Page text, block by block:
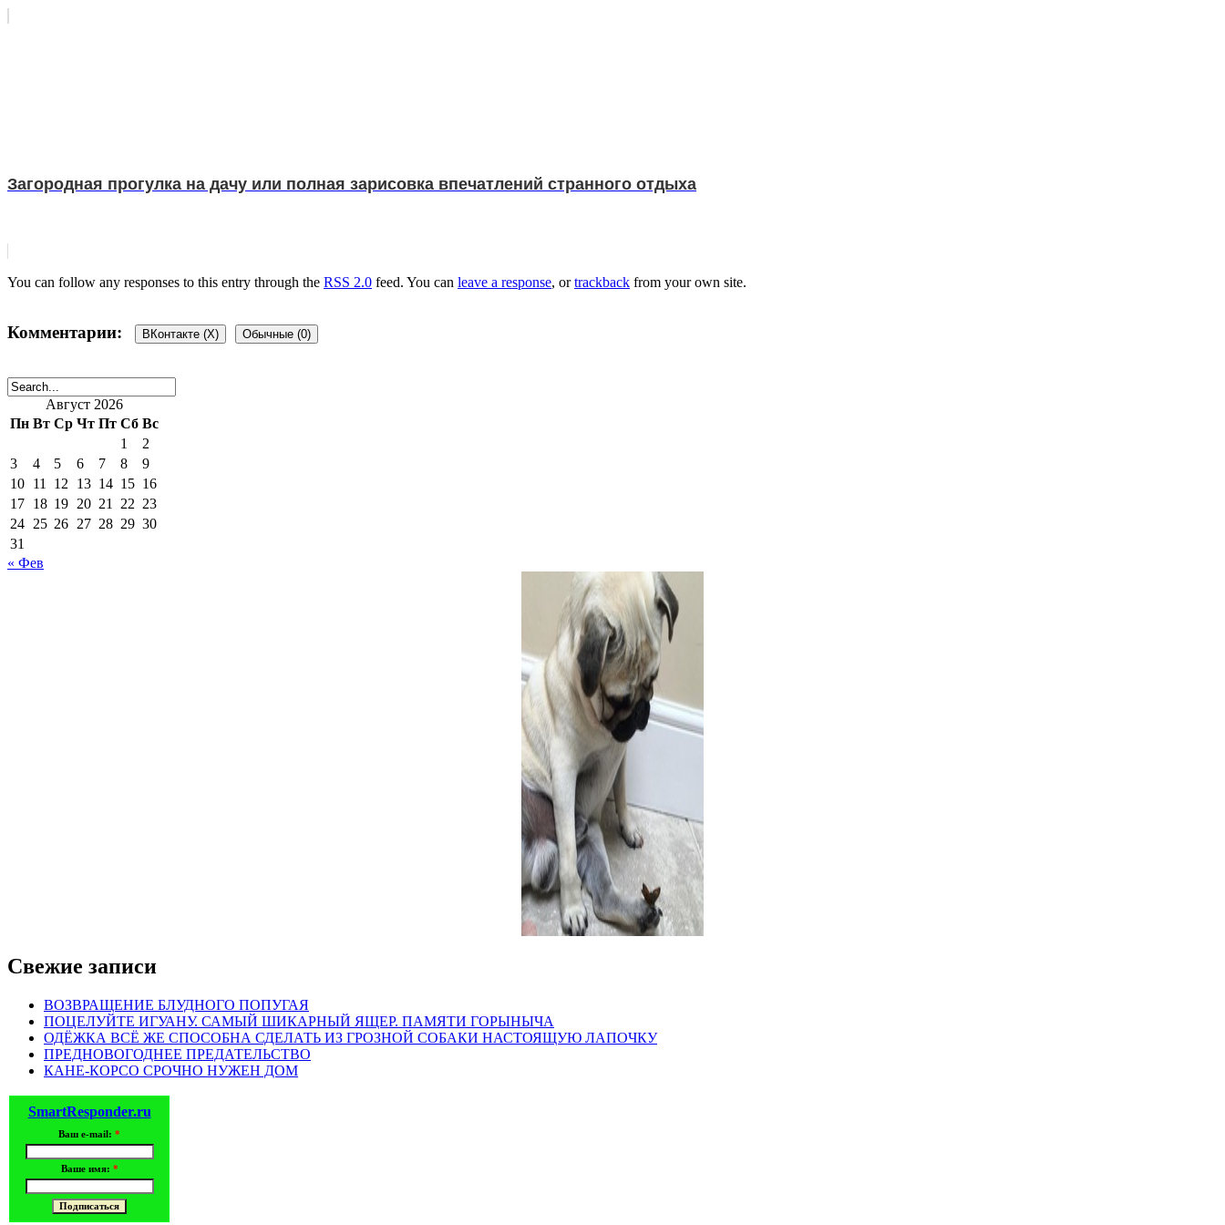
Загородная прогулка на дачу или полная зарисовка впечатлений странного отдыха
You can follow any responses to this entry through the RSS 2.0 feed. You can leave a response, ortrackback from your own site.
Комментарии: ВКонтакте (X) Обычные (0)
Добавить комментарий
Ваш адрес email не будет опубликован.
Комментарий
поставьте галочку если хотите получать на почту уведомления о новых коментариях в этой теме
Сохранить моё имя, email и адрес сайта в этом браузере для последующих моих комментариев.
Август 2026
Пн Вт Ср Чт Пт Сб Вс
1
2
3
4 5 6 7 8
9
10 11 12 13 14 15 16
17 18 19 20 21 22 23
24 25 26 27 28 29 30
31
« Фев
Свежие записи
ВОЗВРАЩЕНИЕ БЛУДНОГО ПОПУГАЯ
ПОЦЕЛУЙТЕ ИГУАНУ. САМЫЙ ШИКАРНЫЙ ЯЩЕР. ПАМЯТИ ГОРЫНЫЧА
ОДЁЖКА ВСЁ ЖЕ СПОСОБНА СДЕЛАТЬ ИЗ ГРОЗНОЙ СОБАКИ НАСТОЯЩУЮ ЛАПОЧКУ
ПРЕДНОВОГОДНЕЕ ПРЕДАТЕЛЬСТВО
КАНЕ-КОРСО СРОЧНО НУЖЕН ДОМ
SmartResponder.ru
Ваш e-mail: *
Ваше имя: *